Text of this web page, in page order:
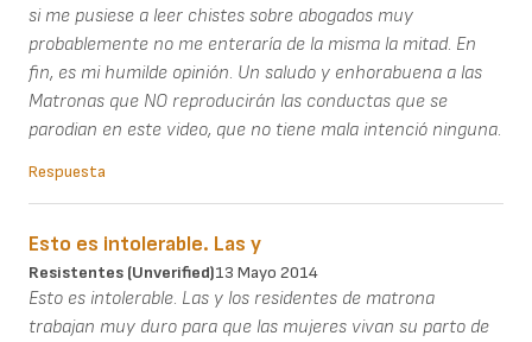
si me pusiese a leer chistes sobre abogados muy
probablemente no me enteraría de la misma la mitad. En
fin, es mi humilde opinión. Un saludo y enhorabuena a las
Matronas que NO reproducirán las conductas que se
parodian en este video, que no tiene mala intenció ninguna.
Respuesta
Esto es intolerable. Las y
Resistentes (unverified)13 Mayo 2014
Esto es intolerable. Las y los residentes de matrona
trabajan muy duro para que las mujeres vivan su parto de